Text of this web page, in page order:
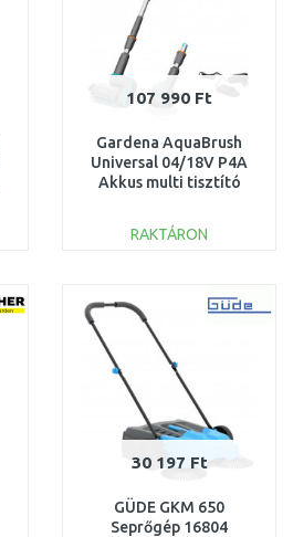
107 990 Ft
Gardena AquaBrush
Universal 04/18V P4A
Akkus multi tisztító
RAKTÁRON
Összehasonlítás
30 197 Ft
GÜDE GKM 650
Seprőgép 16804